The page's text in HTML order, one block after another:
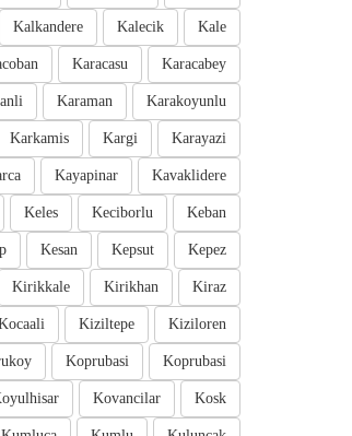
Kale
Kalecik
Kalkandere
Karacabey
Karacasu
Karakoyunlu
Karaman
Karayazi
Kargi
Karkamis
Kavaklidere
Kayapinar
Keban
Keciborlu
Keles
Kepez
Kepsut
Kesan
Kiraz
Kirikhan
Kirikkale
Kiziloren
Kiziltepe
Koprubasi
Koprubasi
Kosk
Kovancilar